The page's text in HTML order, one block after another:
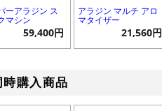
ーアラジン ス
マシン
59,400円
アラジン マルチ アロ
マタイザー
21,560円
時購入商品